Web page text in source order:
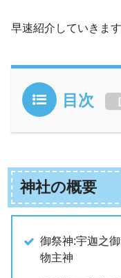
早速紹介していきます
目次 [
神社の概要
御祭神:宇迦之
物主神